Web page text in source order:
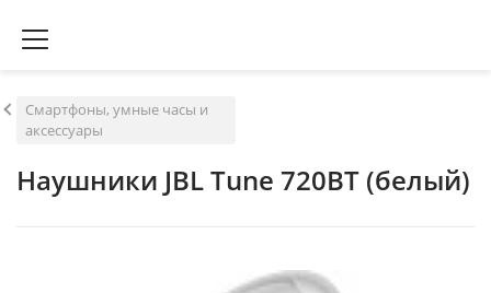
Смартфоны, умные часы и
аксессуары
Наушники JBL Tune 720BT (белый)